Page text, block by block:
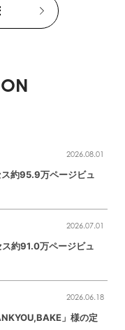
2026.08.01
約95.9万ページビュ
2026.07.01
約91.0万ページビュ
2026.06.18
」様の定